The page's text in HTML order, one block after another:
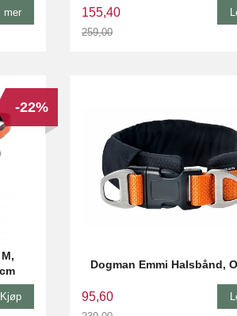
mer 155,40
259,00
-22%
Kjøp
Dogman Emmi Halsbånd,
95,60